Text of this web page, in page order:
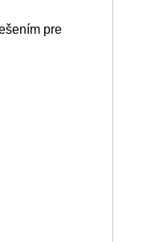
pre